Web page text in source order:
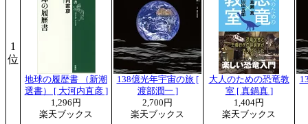
1
位
地球の履歴書 （新潮
選書） [ 大河内直彦 ]
1,296円
楽天ブックス
138億光年宇宙の旅 [
渡部潤一 ]
2,700円
楽天ブックス
大人のための恐竜教
室 [ 真鍋真 ]
1,404円
楽天ブックス